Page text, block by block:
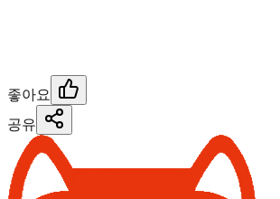
좋아요
공유